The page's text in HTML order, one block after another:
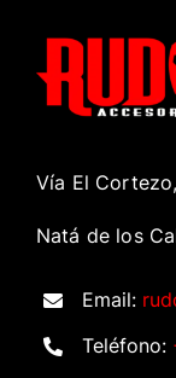
Vía El
Natá de los
Email:
Teléfono: